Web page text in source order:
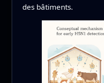
des bâtiments.